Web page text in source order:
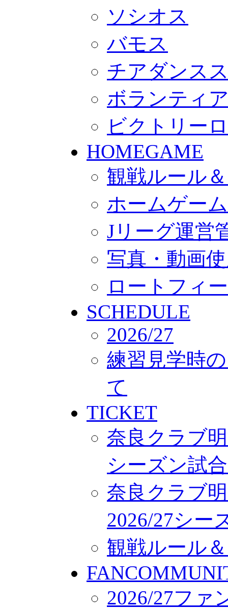
ソシオス
バモス
チアダンス
ボランティ
ビクトリー
HOMEGAME
観戦ルール
ホームゲー
Jリーグ運営
写真・動画
ロートフィ
SCHEDULE
2026/27
練習見学時
て
TICKET
奈良クラブ
シーズン試
奈良クラブ
2026/27シー
観戦ルール
2026/27ファ